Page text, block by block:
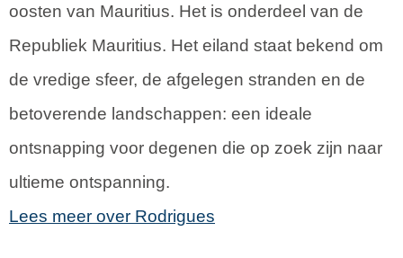
oosten van Mauritius. Het is onderdeel van de
Republiek Mauritius. Het eiland staat bekend om
de vredige sfeer, de afgelegen stranden en de
betoverende landschappen: een ideale
ontsnapping voor degenen die op zoek zijn naar
ultieme ontspanning.
Lees meer over Rodrigues